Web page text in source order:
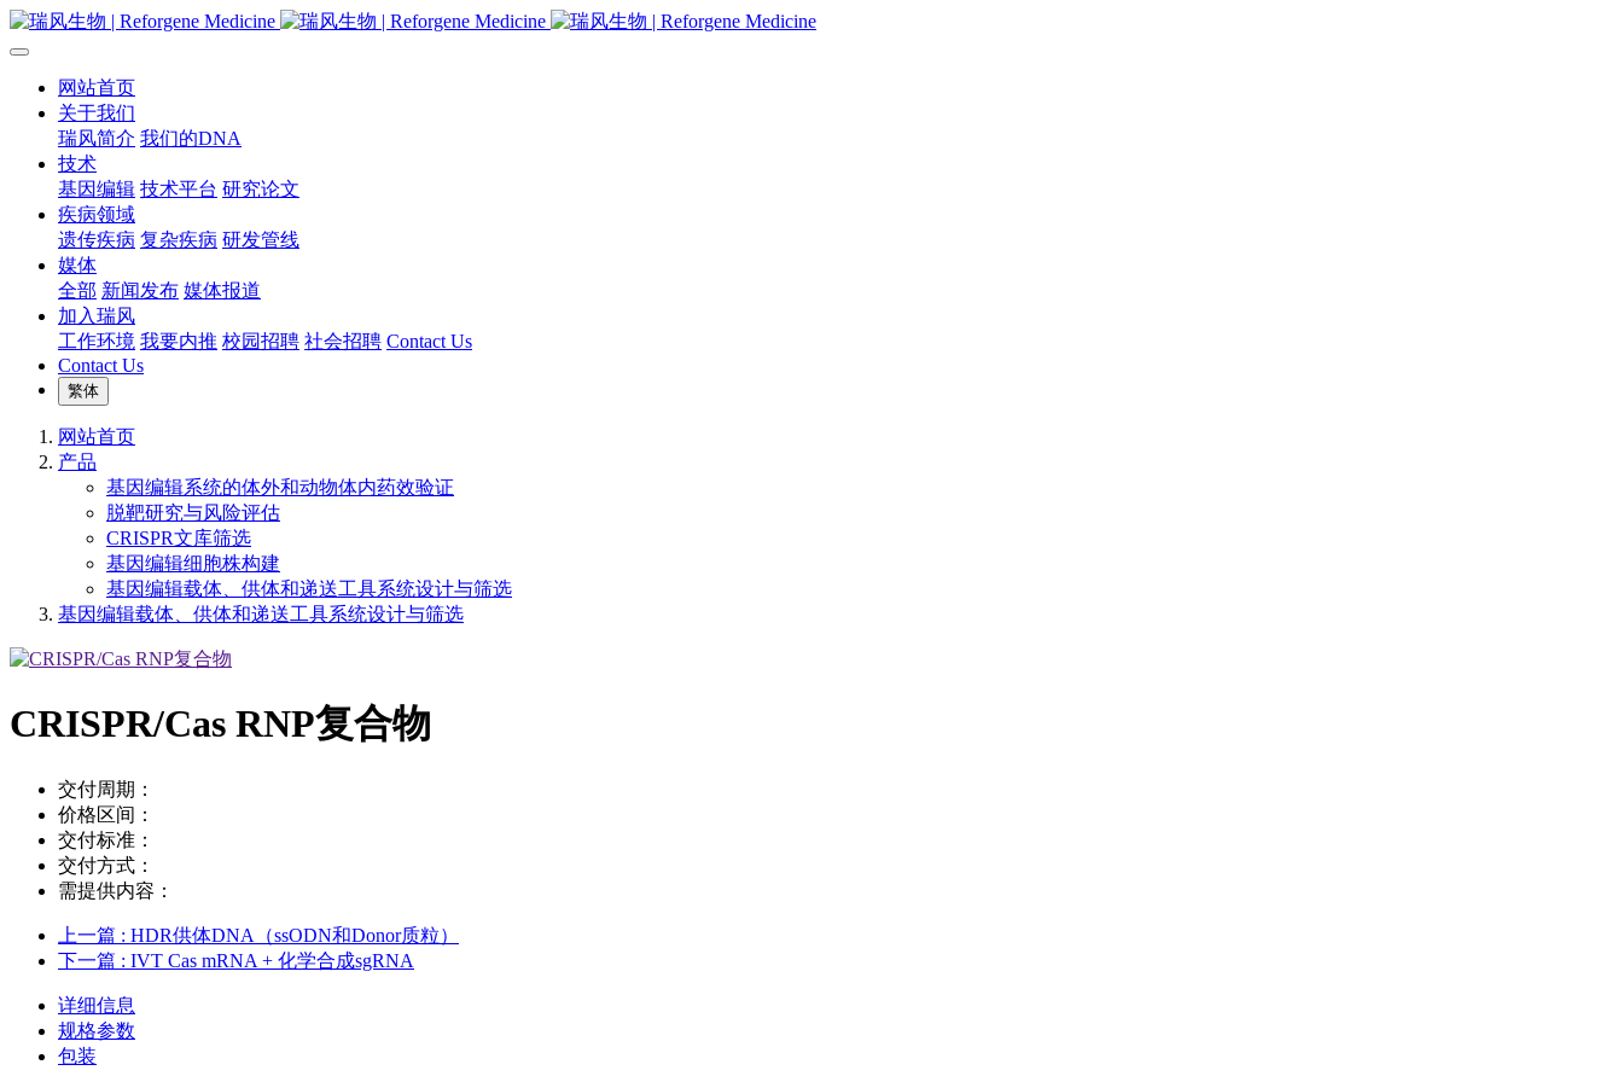
网站首页
关于我们
瑞风简介 我们的DNA
技术
基因编辑 技术平台 研究论文
疾病领域
遗传疾病 复杂疾病 研发管线
媒体
全部 新闻发布 媒体报道
加入瑞风
工作环境 我要内推 校园招聘 社会招聘 Contact Us
Contact Us
繁体
网站首页
产品
基因编辑系统的体外和动物体内药效验证
脱靶研究与风险评估
CRISPR文库筛选
基因编辑细胞株构建
基因编辑载体、供体和递送工具系统设计与筛选
基因编辑载体、供体和递送工具系统设计与筛选
CRISPR/Cas RNP复合物
交付周期：
价格区间：
交付标准：
交付方式：
需提供内容：
上一篇 : HDR供体DNA（ssODN和Donor质粒）
下一篇 : IVT Cas mRNA + 化学合成sgRNA
详细信息
规格参数
包装